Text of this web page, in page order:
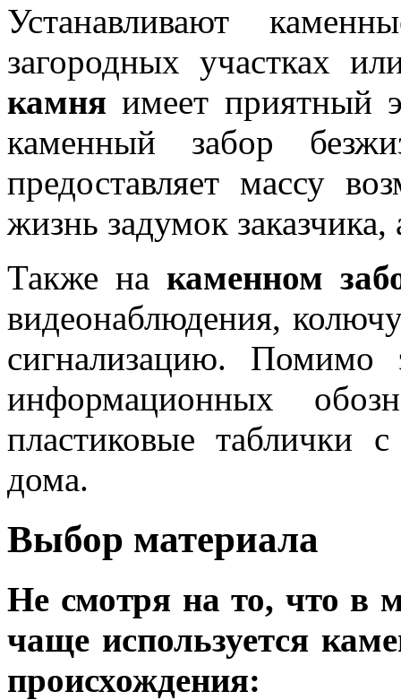
Устанавливают
загородных участках
камня имеет приятный
каменный забор
предоставляет массу
жизнь задумок
Также на каменном
видеонаблюдения,
сигнализацию. Помимо
информационных
пластиковые таблички
дома.
Выбор материала
Не смотря на то, что в
чаще используется
происхождения: